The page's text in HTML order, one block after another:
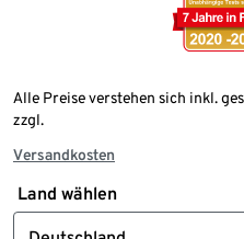
Alle Preise verstehen sich inkl.
zzgl.
Versandkosten
Land wählen